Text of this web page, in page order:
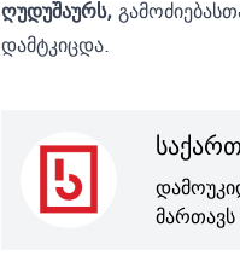
ღუდუშაურს,
დამტკიცდა.